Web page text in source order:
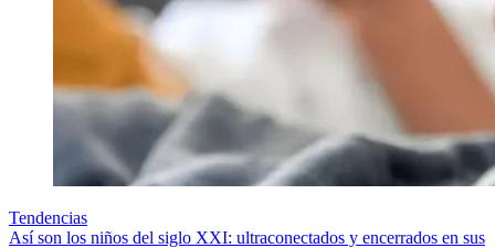
Tendencias
Así son los niños del siglo XXI: ultraconectados y encerrados en sus